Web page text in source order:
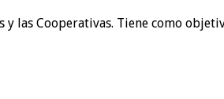
las Cooperativas. Tiene como